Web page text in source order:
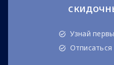
Узнай